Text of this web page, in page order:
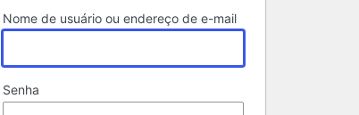
Nome de usuário ou endereço de e-mail
Senha